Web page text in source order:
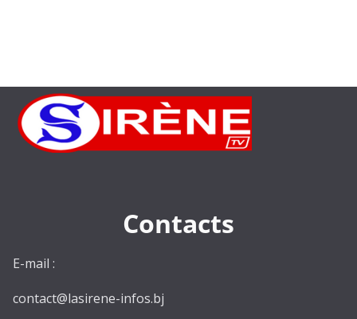
Contacts
E-mail :
contact@lasirene-infos.bj